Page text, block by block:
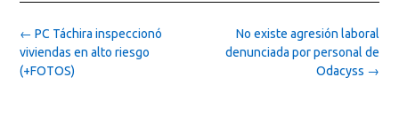
Post
navigation
No existe agresión laboral
denunciada por personal de
Odacyss →
← PC Táchira inspeccionó
viviendas en alto riesgo
(+FOTOS)